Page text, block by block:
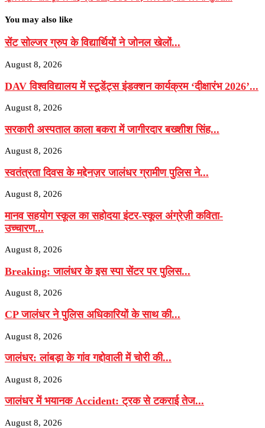
You may also like
सेंट सोल्जर ग्रुप के विद्यार्थियों ने जोनल खेलों...
August 8, 2026
DAV विश्वविद्यालय में स्टूडेंट्स इंडक्शन कार्यक्रम ‘दीक्षारंभ 2026’...
August 8, 2026
सरकारी अस्पताल काला बकरा में जागीरदार बख्शीश सिंह...
August 8, 2026
स्वतंत्रता दिवस के मद्देनज़र जालंधर ग्रामीण पुलिस ने...
August 8, 2026
मानव सहयोग स्कूल का सहोदया इंटर-स्कूल अंग्रेज़ी कविता-
उच्चारण...
August 8, 2026
Breaking: जालंधर के इस स्पा सेंटर पर पुलिस...
August 8, 2026
CP जालंधर ने पुलिस अधिकारियों के साथ की...
August 8, 2026
जालंधर: लांबड़ा के गांव गद्दोवाली में चोरी की...
August 8, 2026
जालंधर में भयानक Accident: ट्रक से टकराई तेज...
August 8, 2026